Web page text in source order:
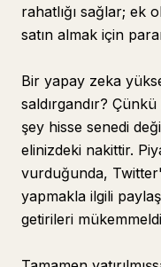
rahatlığı sağlar; ek
satın almak için
Bir yapay zeka
saldırgandır?
şey hisse senedi
elinizdeki nakittir.
vurduğunda,
yapmakla ilgili
getirileri